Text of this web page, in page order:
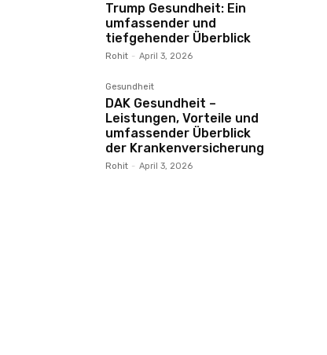
Trump Gesundheit: Ein
umfassender und
tiefgehender Überblick
Rohit - April 3, 2026
Gesundheit
DAK Gesundheit –
Leistungen, Vorteile und
umfassender Überblick
der Krankenversicherung
Rohit - April 3, 2026